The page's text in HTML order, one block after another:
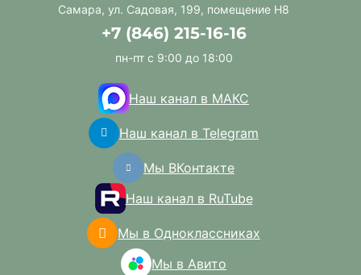
Самара, ул. Садовая, 199, помещение Н8
+7 (846) 215-16-16
пн-пт с 9:00 до 18:00
Наш канал в МАКС
Наш канал в Telegram
Мы ВКонтакте
Наш канал в RuTube
Мы в Одноклассниках
Мы в Авито